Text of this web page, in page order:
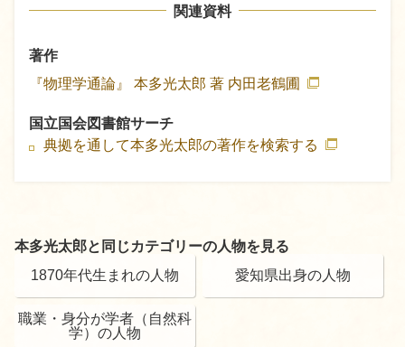
関連資料
著作
『物理学通論』
本多光太郎 著 内田老鶴圃
国立国会図書館サーチ
典拠を通して本多光太郎の著作を検索する
本多光太郎と同じカテゴリーの人物を見る
1870年代生まれの人物
愛知県出身の人物
職業・身分が学者（自然科
学）の人物